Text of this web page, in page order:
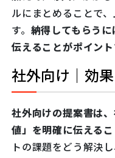
ルにまとめることで
す。 納得してもらう
伝えることがポイント
社外向け｜効
社外向けの提案書は
値」を明確に伝えるこ
トの課題をどう解決